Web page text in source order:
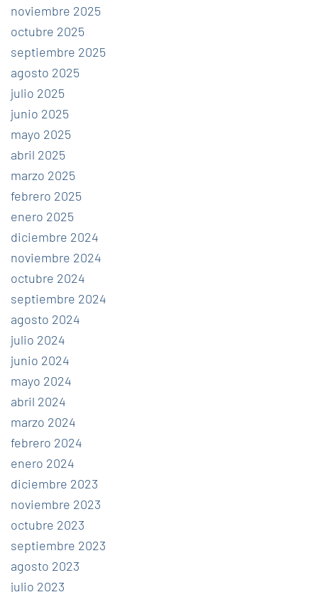
noviembre 2025
octubre 2025
septiembre 2025
agosto 2025
julio 2025
junio 2025
mayo 2025
abril 2025
marzo 2025
febrero 2025
enero 2025
diciembre 2024
noviembre 2024
octubre 2024
septiembre 2024
agosto 2024
julio 2024
junio 2024
mayo 2024
abril 2024
marzo 2024
febrero 2024
enero 2024
diciembre 2023
noviembre 2023
octubre 2023
septiembre 2023
agosto 2023
julio 2023